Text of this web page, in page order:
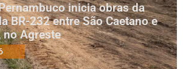
inicia obras da
BR-232 entre São Caetano e
no Agreste